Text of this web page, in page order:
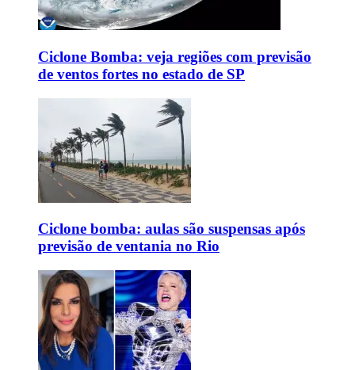
Ciclone Bomba: veja regiões com previsão
de ventos fortes no estado de SP
Ciclone bomba: aulas são suspensas após
previsão de ventania no Rio